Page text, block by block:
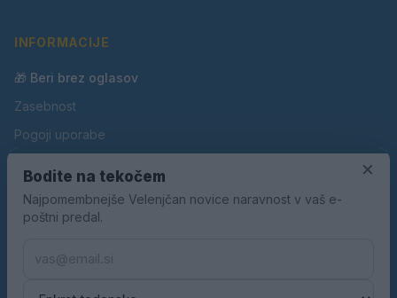
INFORMACIJE
🎁 Beri brez oglasov
Zasebnost
Pogoji uporabe
Oglaševanje
Kontakt
×
Bodite na tekočem
Najpomembnejše Velenjčan novice naravnost v vaš e-
poštni predal.